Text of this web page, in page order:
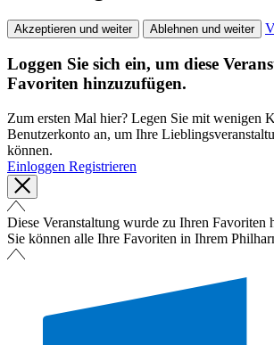
Akzeptieren und weiter Ablehnen und weiter
Loggen Sie sich ein, um diese
Favoriten hinzuzufügen.
Zum ersten Mal hier? Legen Sie mit wenigen
Benutzerkonto an, um Ihre
können.
Einloggen Registrieren
Diese Veranstaltung wurde zu Ihren Favoriten
Sie können alle Ihre Favoriten in Ihrem